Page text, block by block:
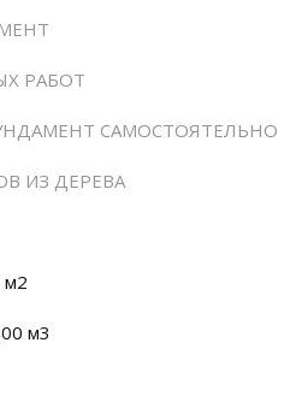
РАБОТ
САМОСТОЯТЕЛЬНО
ИЗ ДЕРЕВА
м2
м3